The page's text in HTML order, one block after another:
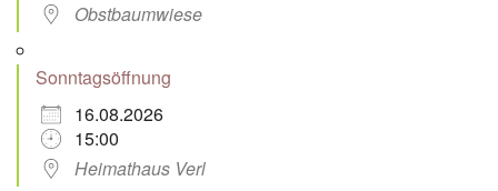
Obstbaumwiese
Sonntagsöffnung
16.08.2026
15:00
Heimathaus Verl